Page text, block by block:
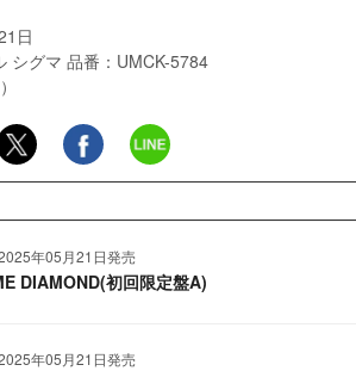
日
シグマ 品番：UMCK-5784
年05月21日発売
DIAMOND(初回限定盤A)
年05月21日発売